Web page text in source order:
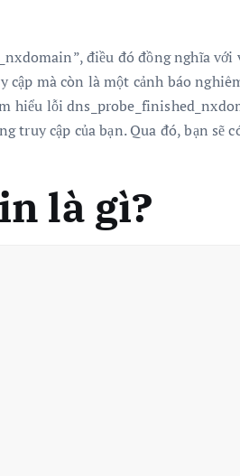
điều đó đồng nghĩa
mà còn là một cảnh báo
hiểu lỗi
truy cập của bạn. Qua đó, bạn sẽ
là gì?